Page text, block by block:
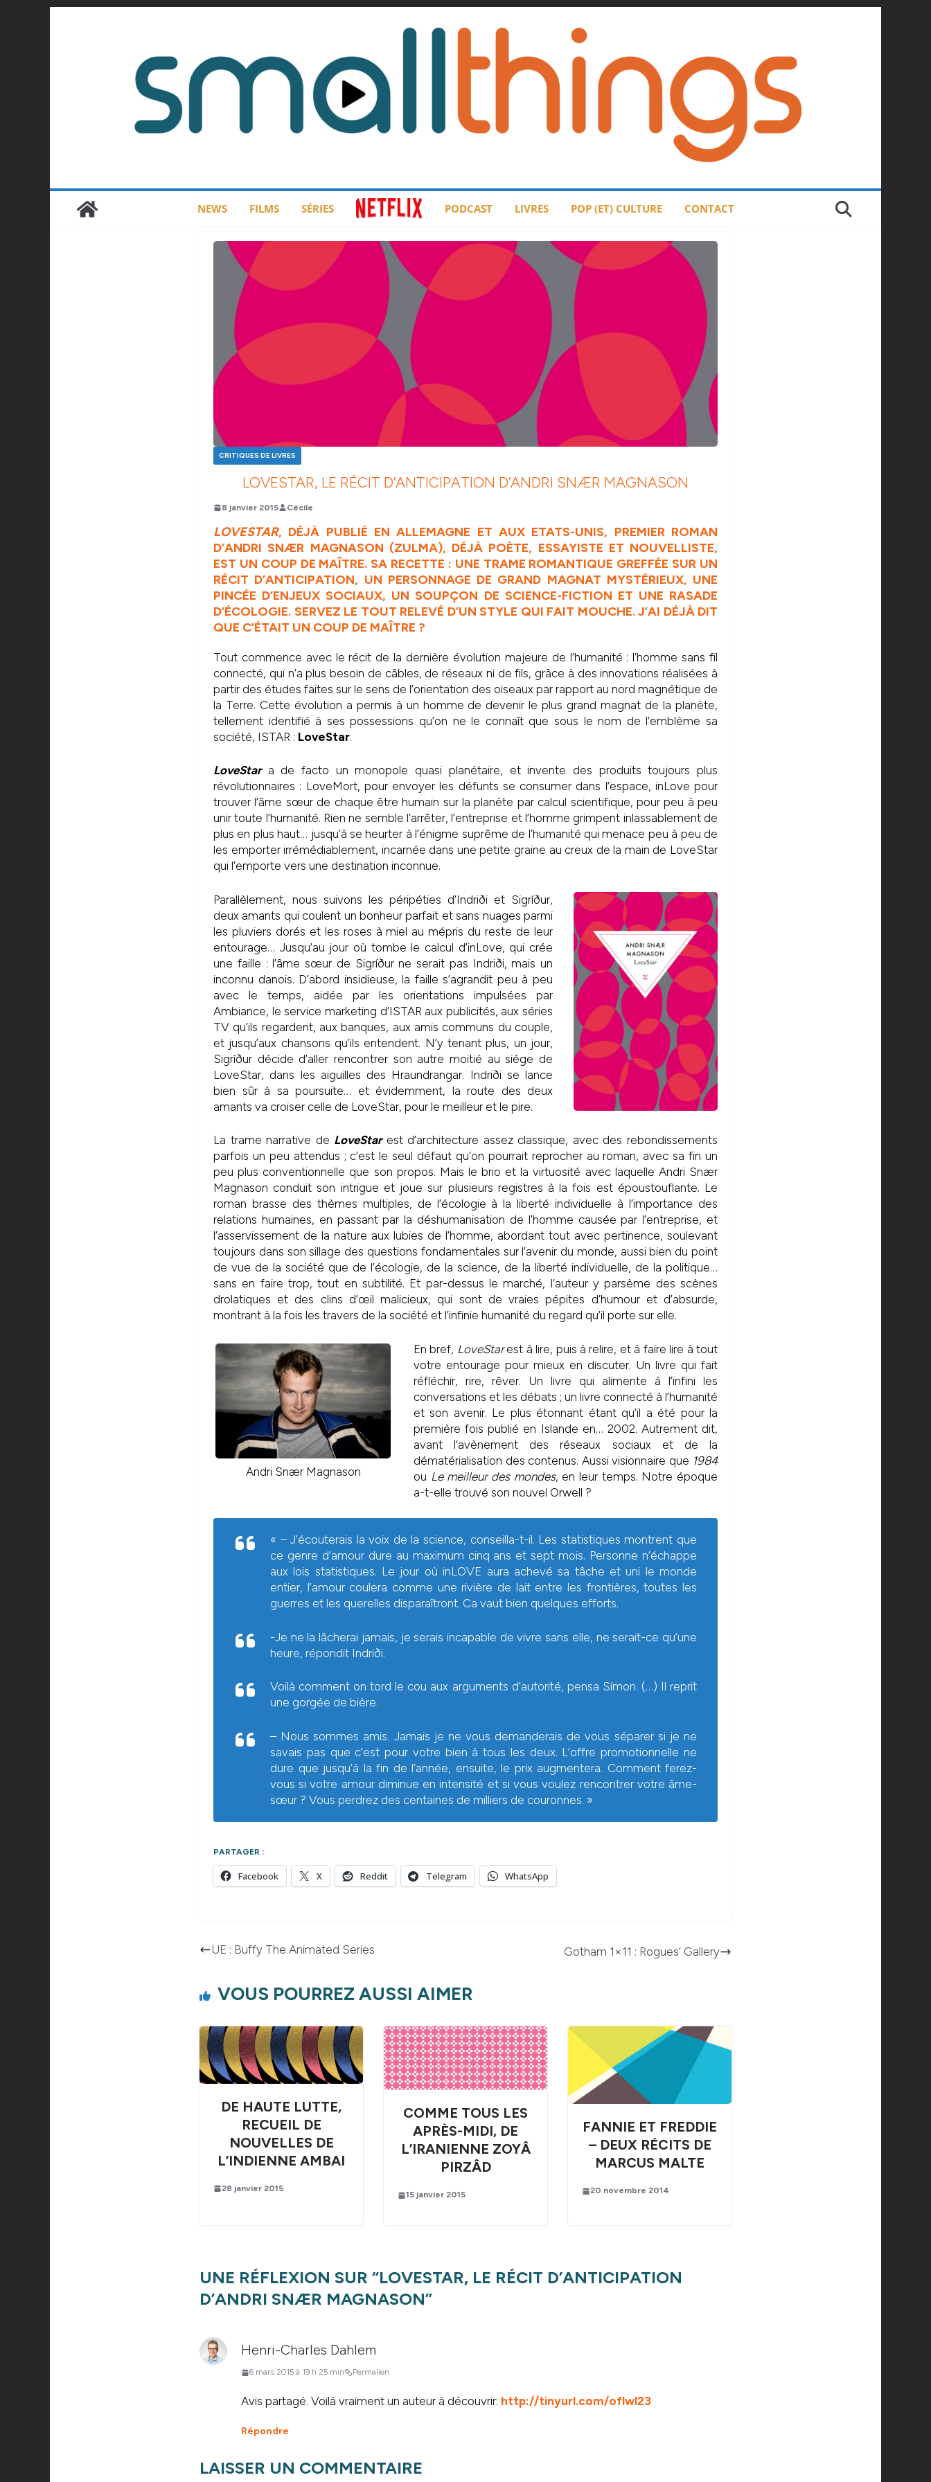
NEWS FILMS SÉRIES PODCAST LIVRES POP (ET) CULTURE CONTACT
CRITIQUES DE LIVRES
LOVESTAR, LE RÉCIT D’ANTICIPATION D’ANDRI SNÆR MAGNASON
8 janvier 2015 Cécile
LOVESTAR, DÉJÀ PUBLIÉ EN ALLEMAGNE ET AUX ETATS-UNIS, PREMIER ROMAN
D’ANDRI SNÆR MAGNASON (ZULMA), DÉJÀ POÈTE, ESSAYISTE ET NOUVELLISTE,
EST UN COUP DE MAÎTRE. SA RECETTE : UNE TRAME ROMANTIQUE GREFFÉE SUR UN
RÉCIT D’ANTICIPATION, UN PERSONNAGE DE GRAND MAGNAT MYSTÉRIEUX, UNE
PINCÉE D’ENJEUX SOCIAUX, UN SOUPÇON DE SCIENCE-FICTION ET UNE RASADE
D’ÉCOLOGIE. SERVEZ LE TOUT RELEVÉ D’UN STYLE QUI FAIT MOUCHE. J’AI DÉJÀ DIT
QUE C’ÉTAIT UN COUP DE MAÎTRE ?
Tout commence avec le récit de la dernière évolution majeure de l’humanité : l’homme sans fil
connecté, qui n’a plus besoin de câbles, de réseaux ni de fils, grâce à des innovations réalisées à
partir des études faites sur le sens de l’orientation des oiseaux par rapport au nord magnétique de
la Terre. Cette évolution a permis à un homme de devenir le plus grand magnat de la planète,
tellement identifié à ses possessions qu’on ne le connaît que sous le nom de l’emblème sa
société, ISTAR : LoveStar.
LoveStara de facto un monopole quasi planétaire, et invente des produits toujours plus
révolutionnaires : LoveMort, pour envoyer les défunts se consumer dans l’espace, inLove pour
trouver l’âme sœur de chaque être humain sur la planète par calcul scientifique, pour peu à peu
unir toute l’humanité. Rien ne semble l’arrêter, l’entreprise et l’homme grimpent inlassablement de
plus en plus haut… jusqu’à se heurter à l’énigme suprême de l’humanité qui menace peu à peu de
les emporter irrémédiablement, incarnée dans une petite graine au creux de la main de LoveStar
qui l’emporte vers une destination inconnue.
Parallèlement, nous suivons les péripéties d’Indriði et Sigríður,
deux amants qui coulent un bonheur parfait et sans nuages parmi
les pluviers dorés et les roses à miel au mépris du reste de leur
entourage… Jusqu’au jour où tombe le calcul d’inLove, qui crée
une faille : l’âme sœur de Sigríður ne serait pas Indriði, mais un
inconnu danois. D’abord insidieuse, la faille s’agrandit peu à peu
avec le temps, aidée par les orientations impulsées par
Ambiance, le service marketing d’ISTAR aux publicités, aux séries
TV qu’ils regardent, aux banques, aux amis communs du couple,
et jusqu’aux chansons qu’ils entendent. N’y tenant plus, un jour,
Sigríður décide d’aller rencontrer son autre moitié au siège de
LoveStar, dans les aiguilles des Hraundrangar. Indriði se lance
bien sûr à sa poursuite… et évidemment, la route des deux
amants va croiser celle de LoveStar, pour le meilleur et le pire.
La trame narrative de LoveStarest d’architecture assez classique, avec des rebondissements
parfois un peu attendus ; c’est le seul défaut qu’on pourrait reprocher au roman, avec sa fin un
peu plus conventionnelle que son propos. Mais le brio et la virtuosité avec laquelle Andri Snær
Magnason conduit son intrigue et joue sur plusieurs registres à la fois est époustouflante. Le
roman brasse des thèmes multiples, de l’écologie à la liberté individuelle à l’importance des
relations humaines, en passant par la déshumanisation de l’homme causée par l’entreprise, et
l’asservissement de la nature aux lubies de l’homme, abordant tout avec pertinence, soulevant
toujours dans son sillage des questions fondamentales sur l’avenir du monde, aussi bien du point
de vue de la société que de l’écologie, de la science, de la liberté individuelle, de la politique…
sans en faire trop, tout en subtilité. Et par-dessus le marché, l’auteur y parsème des scènes
drolatiques et des clins d’œil malicieux, qui sont de vraies pépites d’humour et d’absurde,
montrant à la fois les travers de la société et l’infinie humanité du regard qu’il porte sur elle.
Andri Snær Magnason
En bref, LoveStarest à lire, puis à relire, et à faire lire à tout
votre entourage pour mieux en discuter. Un livre qui fait
réfléchir, rire, rêver. Un livre qui alimente à l’infini les
conversations et les débats ; un livre connecté à l’humanité
et son avenir. Le plus étonnant étant qu’il a été pour la
première fois publié en Islande en… 2002. Autrement dit,
avant l’avènement des réseaux sociaux et de la
dématérialisation des contenus. Aussi visionnaire que 1984
ou Le meilleur des mondes, en leur temps. Notre époque
a-t-elle trouvé son nouvel Orwell ?
« – J’écouterais la voix de la science, conseilla-t-il. Les statistiques montrent que
ce genre d’amour dure au maximum cinq ans et sept mois. Personne n’échappe
aux lois statistiques. Le jour où inLOVE aura achevé sa tâche et uni le monde
entier, l’amour coulera comme une rivière de lait entre les frontières, toutes les
guerres et les querelles disparaîtront. Ca vaut bien quelques efforts.
-Je ne la lâcherai jamais, je serais incapable de vivre sans elle, ne serait-ce qu’une
heure, répondit Indriði.
Voilà comment on tord le cou aux arguments d’autorité, pensa Símon. (…) Il reprit
une gorgée de bière.
– Nous sommes amis. Jamais je ne vous demanderais de vous séparer si je ne
savais pas que c’est pour votre bien à tous les deux. L’offre promotionnelle ne
dure que jusqu’à la fin de l’année, ensuite, le prix augmentera. Comment ferez-
vous si votre amour diminue en intensité et si vous voulez rencontrer votre âme-
sœur ? Vous perdrez des centaines de milliers de couronnes. »
PARTAGER :
Facebook X Reddit Telegram WhatsApp
UE : Buffy The Animated Series Gotham 1×11 : Rogues’ Gallery
VOUS POURREZ AUSSI AIMER
DE HAUTE LUTTE,
RECUEIL DE
NOUVELLES DE
L’INDIENNE AMBAI
28 janvier 2015
COMME TOUS LES
APRÈS-MIDI, DE
L’IRANIENNE ZOYÂ
PIRZÂD
15 janvier 2015
FANNIE ET FREDDIE
– DEUX RÉCITS DE
MARCUS MALTE
20 novembre 2014
UNE RÉFLEXION SUR “LOVESTAR, LE RÉCIT D’ANTICIPATION
D’ANDRI SNÆR MAGNASON”
Henri-Charles Dahlem
6 mars 2015 à 19 h 25 min Permalien
Avis partagé. Voilà vraiment un auteur à découvrir: http://tinyurl.com/oflwl23
Répondre
LAISSER UN COMMENTAIRE